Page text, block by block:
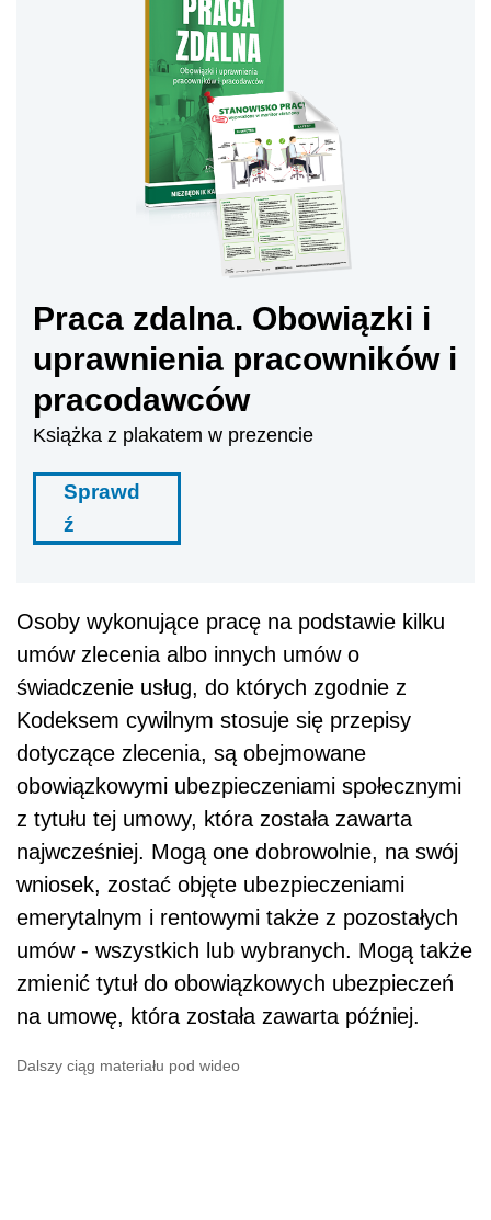
Praca zdalna. Obowiązki i
uprawnienia pracowników i
pracodawców
Książka z plakatem w prezencie
Sprawd
ź
Osoby wykonujące pracę na podstawie kilku
umów zlecenia albo innych umów o
świadczenie usług, do których zgodnie z
Kodeksem cywilnym stosuje się przepisy
dotyczące zlecenia, są obejmowane
obowiązkowymi ubezpieczeniami społecznymi
z tytułu tej umowy, która została zawarta
najwcześniej. Mogą one dobrowolnie, na swój
wniosek, zostać objęte ubezpieczeniami
emerytalnym i rentowymi także z pozostałych
umów - wszystkich lub wybranych. Mogą także
zmienić tytuł do obowiązkowych ubezpieczeń
na umowę, która została zawarta później.
Dalszy ciąg materiału pod wideo